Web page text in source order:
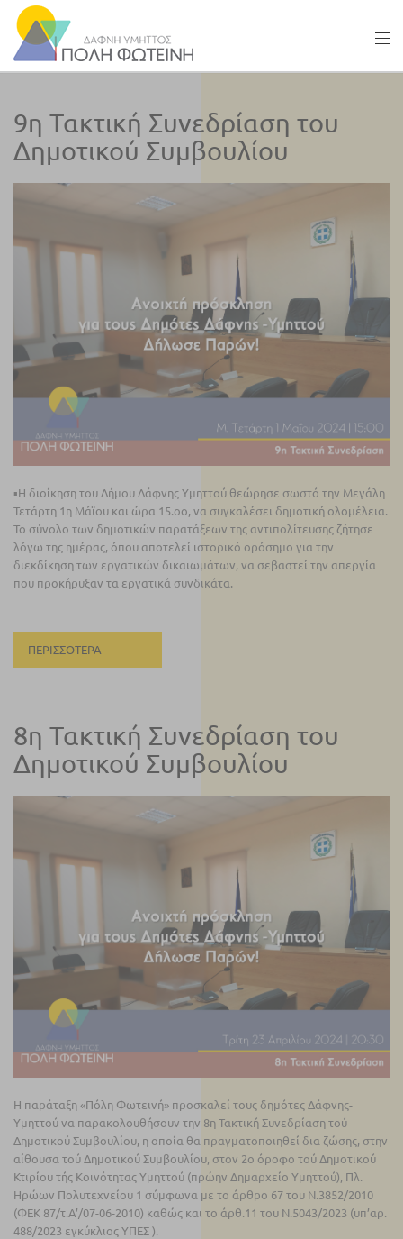
9η Τακτική Συνεδρίαση του
Δημοτικού Συμβουλίου
▪️Η διοίκηση του Δήμου Δάφνης Υμηττού θεώρησε σωστό την Μεγάλη
Τετάρτη 1η Μάϊου και ώρα 15.οο, να συγκαλέσει δημοτική ολομέλεια.
Το σύνολο των δημοτικών παρατάξεων της αντιπολίτευσης ζήτησε
λόγω της ημέρας, όπου αποτελεί ιστορικό ορόσημο για την
διεκδίκηση των εργατικών δικαιωμάτων, να σεβαστεί την απεργία
που προκήρυξαν τα εργατικά συνδικάτα.
ΠΕΡΙΣΣΌΤΕΡΑ
8η Τακτική Συνεδρίαση του
Δημοτικού Συμβουλίου
Η παράταξη «Πόλη Φωτεινή» προσκαλεί τους δημότες Δάφνης-
Υμηττού να παρακολουθήσουν την 8η Τακτική Συνεδρίαση τού
Δημοτικού Συμβουλίου, η οποία θα πραγματοποιηθεί δια ζώσης, στην
αίθουσα τού Δημοτικού Συμβουλίου, στον 2ο όροφο τού Δημοτικού
Κτιρίου τής Κοινότητας Υμηττού (πρώην Δημαρχείο Υμηττού), Πλ.
Ηρώων Πολυτεχνείου 1 σύμφωνα με το άρθρο 67 του Ν.3852/2010
(ΦΕΚ 87/τ.Α’/07-06-2010) καθώς και το άρθ.11 του Ν.5043/2023 (υπ’αρ.
488/2023 εγκύκλιος ΥΠΕΣ ).